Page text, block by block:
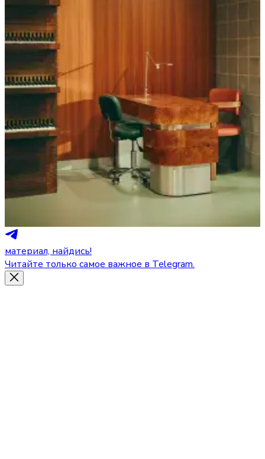
материал, найдись!
Читайте только самое важное в Telegram.